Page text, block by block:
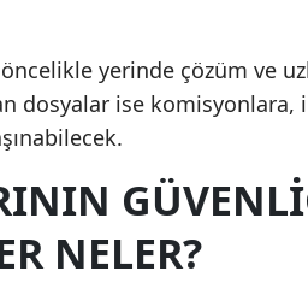
Kocaeli
Konya
yerinde çözüm ve
dosyalar ise komisyonlara,
NELER?